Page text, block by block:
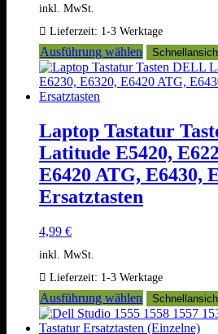
inkl. MwSt.
Lieferzeit: 1-3 Werktage
Ausführung wählen
Dieses
Produkt
weist
auf.
Die
Optionen
können
auf
Laptop Tastatur
Latitude E5420,
E6420 ATG, E6430,
Ersatztasten
4,99 €
inkl. MwSt.
Lieferzeit: 1-3 Werktage
Ausführung wählen
Dieses
Produkt
weist